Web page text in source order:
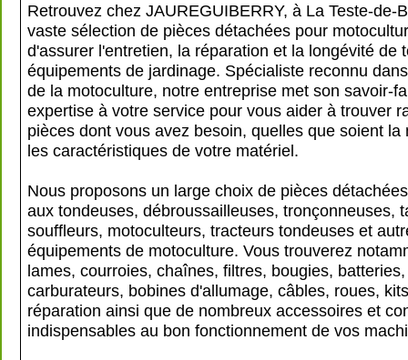
Retrouvez chez JAUREGUIBERRY, à La Teste-de-
vaste sélection de pièces détachées pour
d'assurer l'entretien, la réparation et la longévité de
équipements de jardinage. Spécialiste reconnu
de la motoculture, notre entreprise met son savoir-
expertise à votre service pour vous aider à trouver
pièces dont vous avez besoin, quelles que soient la
les caractéristiques de votre matériel.
Nous proposons un large choix de pièces
aux tondeuses, débroussailleuses, tronçonneuses,
souffleurs, motoculteurs, tracteurs tondeuses et
équipements de motoculture. Vous trouverez
lames, courroies, chaînes, filtres, bougies, batteries,
carburateurs, bobines d'allumage, câbles, roues,
réparation ainsi que de nombreux accessoires et
indispensables au bon fonctionnement de vos